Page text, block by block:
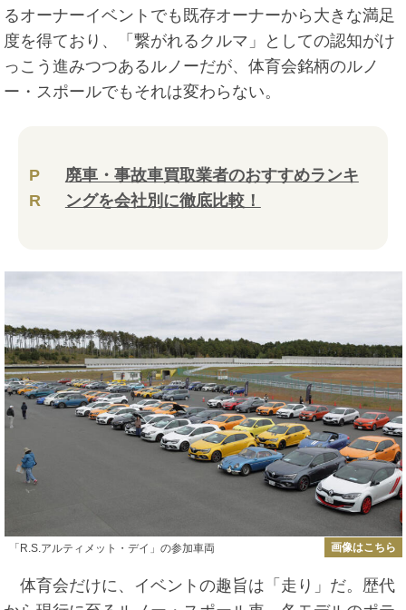
るオーナーイベントでも既存オーナーから大きな満足
度を得ており、「繋がれるクルマ」としての認知がけ
っこう進みつつあるルノーだが、体育会銘柄のルノ
ー・スポールでもそれは変わらない。
P
R
廃車・事故車買取業者のおすすめランキ
ングを会社別に徹底比較！
「R.S.アルティメット・デイ」の参加車両 画像はこちら
体育会だけに、イベントの趣旨は「走り」だ。歴代